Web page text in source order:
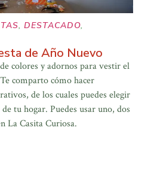
, DESTACADO,
de Año Nuevo
colores y adornos para vestir el
comparto cómo hacer
de los cuales puedes elegir
tu hogar. Puedes usar uno, dos
La Casita Curiosa.